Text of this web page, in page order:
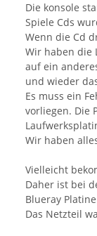
Die konsole
Spiele Cds
Wenn die Cd
Wir haben die
auf ein
und wieder
Es muss ein
vorliegen. Die
Wir haben
Vielleicht
Daher ist bei
Blueray
Das Netzteil